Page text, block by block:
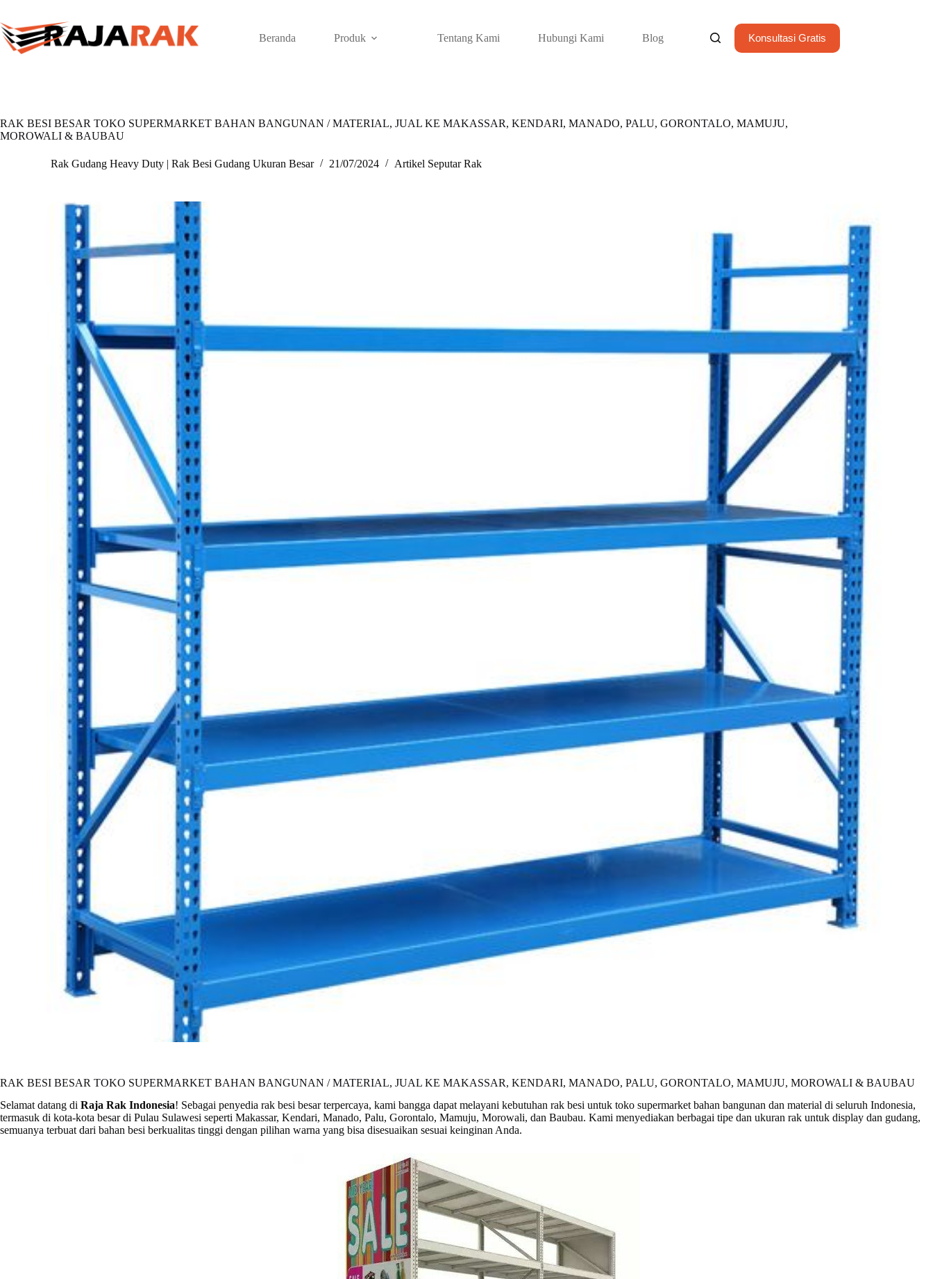
content
Beranda Produk Tentang Kami Hubungi Kami Blog Konsultasi Gratis
RAK BESI BESAR TOKO SUPERMARKET BAHAN BANGUNAN / MATERIAL, JUAL KE MAKASSAR, KENDARI, MANADO, PALU, GORONTALO, MAMUJU,
MOROWALI & BAUBAU
Rak Gudang Heavy Duty | Rak Besi Gudang Ukuran Besar 21/07/2024 Artikel Seputar Rak
RAK BESI BESAR TOKO SUPERMARKET BAHAN BANGUNAN / MATERIAL, JUAL KE MAKASSAR, KENDARI, MANADO, PALU, GORONTALO, MAMUJU, MOROWALI & BAUBAU
Selamat datang di Raja Rak Indonesia! Sebagai penyedia rak besi besar terpercaya, kami bangga dapat melayani kebutuhan rak besi untuk toko supermarket bahan bangunan dan material di seluruh Indonesia,
termasuk di kota-kota besar di Pulau Sulawesi seperti Makassar, Kendari, Manado, Palu, Gorontalo, Mamuju, Morowali, dan Baubau. Kami menyediakan berbagai tipe dan ukuran rak untuk display dan gudang,
semuanya terbuat dari bahan besi berkualitas tinggi dengan pilihan warna yang bisa disesuaikan sesuai keinginan Anda.